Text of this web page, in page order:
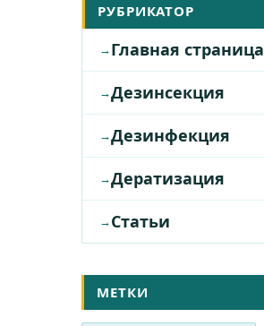
РУБРИКАТОР
Главная страница
Дезинсекция
Дезинфекция
Дератизация
Статьи
МЕТКИ